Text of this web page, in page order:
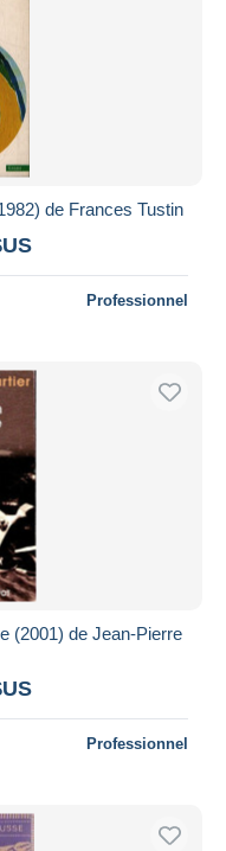
de Frances Tustin
Professionnel
(2001) de Jean-Pierre
Professionnel